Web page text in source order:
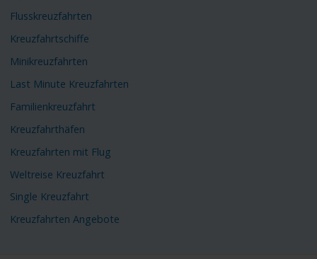
Flusskreuzfahrten
Kreuzfahrtschiffe
Minikreuzfahrten
Last Minute Kreuzfahrten
Familienkreuzfahrt
Kreuzfahrthäfen
Kreuzfahrten mit Flug
Weltreise Kreuzfahrt
Single Kreuzfahrt
Kreuzfahrten Angebote